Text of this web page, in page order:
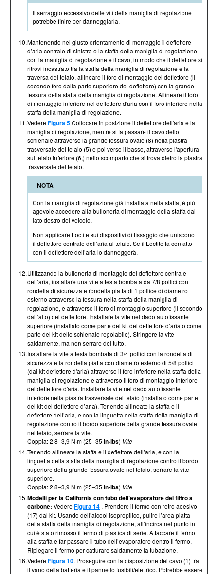
Il serraggio eccessivo delle viti della maniglia di regolazione
potrebbe finire per danneggiarla.
10.Mantenendo nel giusto orientamento di montaggio il deflettore
d’aria centrale di sinistra e la staffa della maniglia di regolazione
con la maniglia di regolazione e il cavo, in modo che il deflettore si
ritrovi incastrato tra la staffa della maniglia di regolazione e la
traversa del telaio, allineare il foro di montaggio del deflettore (il
secondo foro dalla parte superiore del deflettore) con la grande
fessura della staffa della maniglia di regolazione. Allineare il foro
di montaggio inferiore nel deflettore d'aria con il foro inferiore nella
staffa della maniglia di regolazione.
11.VedereFigura 5Collocare in posizione il deflettore dell'aria e la
maniglia di regolazione, mentre si fa passare il cavo dello
schienale attraverso la grande fessura ovale (8) nella piastra
trasversale del telaio (5) e poi verso il basso, attraverso l'apertura
sul telaio inferiore (6,) nello scomparto che si trova dietro la piastra
trasversale del telaio.
NOTA
Con la maniglia di regolazione già installata nella staffa, è più
agevole accedere alla bulloneria di montaggio della staffa dal
lato destro del veicolo.
Non applicare Loctite sui dispositivi di fissaggio che uniscono
il deflettore centrale dell’aria al telaio. Se il Loctite fa contatto
con il deflettore dell’aria lo danneggerà.
12.Utilizzando la bulloneria di montaggio del deflettore centrale
dell’aria, installare una vite a testa bombata da 7/8 pollici con
rondella di sicurezza e rondella piatta di 1 pollice di diametro
esterno attraverso la fessura nella staffa della maniglia di
regolazione, e attraverso il foro di montaggio superiore (il secondo
dall’alto) del deflettore. Installare la vite nel dado autofissante
superiore (installato come parte del kit del deflettore d’aria o come
parte del kit dello schienale regolabile). Stringere la vite
saldamente, ma non serrare del tutto.
13.Installare la vite a testa bombata di 3/4 pollici con la rondella di
sicurezza e la rondella piatta con diametro esterno di 5/8 pollici
(dal kit deflettore d'aria) attraverso il foro inferiore nella staffa della
maniglia di regolazione e attraverso il foro di montaggio inferiore
del deflettore d'aria. Installare la vite nel dado autofissante
inferiore nella piastra trasversale del telaio (installato come parte
del kit del deflettore d’aria). Tenendo allineate la staffa e il
deflettore dell’aria, e con la linguetta della staffa della maniglia di
regolazione contro il bordo superiore della grande fessura ovale
nel telaio, serrare la vite.
Coppia: 2,8–3,9 N·m (25–35 in-lbs) Vite
14.Tenendo allineate la staffa e il deflettore dell’aria, e con la
linguetta della staffa della maniglia di regolazione contro il bordo
superiore della grande fessura ovale nel telaio, serrare la vite
superiore.
Coppia: 2,8–3,9 N·m (25–35 in-lbs) Vite
15.Modelli per la California con tubo dell’evaporatore del filtro a
carbone: VedereFigura 14 . Prendere il fermo con retro adesivo
(17) dal kit. Usando dell’alcool isopropilico, pulire l’area piatta
della staffa della maniglia di regolazione, all’incirca nel punto in
cui è stato rimosso il fermo di plastica di serie. Attaccare il fermo
alla staffa e far passare il tubo dell’evaporatore dentro il fermo.
Ripiegare il fermo per catturare saldamente la tubazione.
16.VedereFigura 10. Proseguire con la disposizione del cavo (1) tra
il vano della batteria e il pannello fusibili/elettrico. Potrebbe essere